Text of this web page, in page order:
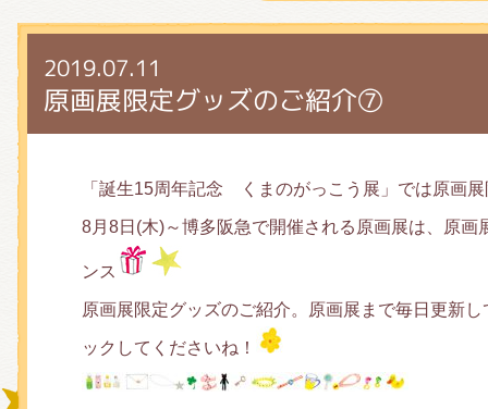
2019.07.11
原画展限定グッズのご紹介⑦
「誕生15周年記念 くまのがっこう展」では原画
8月8日(木)～博多阪急で開催される原画展は、原画
ンス
原画展限定グッズのご紹介。原画展まで毎日更新
ックしてくださいね！
絵本・作家紹介
ショップインフォメーション
グッズインフォメーション
ミュージカル・コンサート